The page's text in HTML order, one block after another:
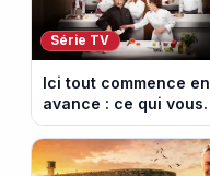
Série TV
Ici tout commence en
avance : ce qui vous
attend la semaine du
10 au 14 août 2026
(spoiler)